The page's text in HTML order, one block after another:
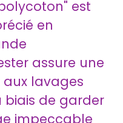
est
en
assure une
aux lavages
biais de garder
impeccable